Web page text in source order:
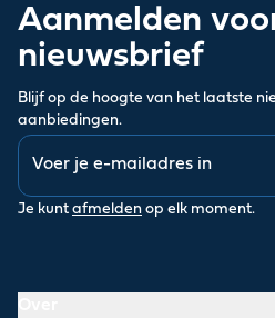
Aanmelden
nieuwsbrief
Blijf op de hoogte van het laatste
aanbiedingen.
Je kunt afmelden op elk moment.